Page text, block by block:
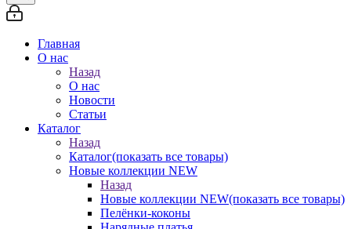
Главная
О нас
Назад
О нас
Новости
Статьи
Каталог
Назад
Каталог(показать все товары)
Новые коллекции NEW
Назад
Новые коллекции NEW(показать все товары)
Пелёнки-коконы